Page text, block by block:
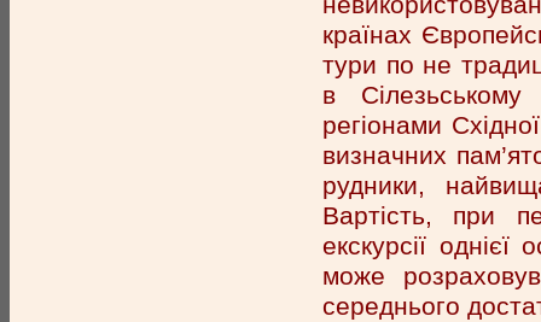
країнах
тури по не
в
регіонами
визначних
рудники,
Вартість, при
екскурсії
може
середнього